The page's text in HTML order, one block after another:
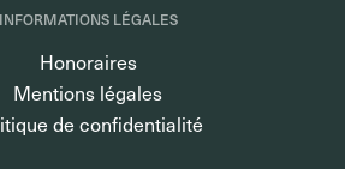
INFORMATIONS LÉGALES
Honoraires
Mentions légales
de confidentialité